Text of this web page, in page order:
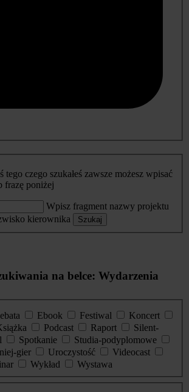
tego czego szukałeś zawsze możesz wpisać
frazę poniżej
Wpisz fragment nazwy projektu
kierownika
Szukaj
na belce: Wydarzenia
Ebook Festiwal
Koncert
Podcast Raport
Silent-
Spotkanie
Studia-podyplomowe
gier Uroczystość
Videocast
Wykład
Wystawa